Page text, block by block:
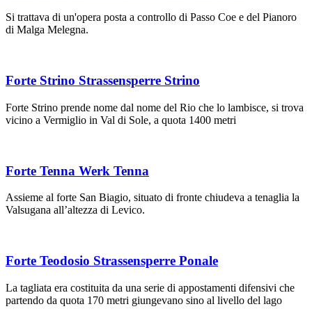
Si trattava di un'opera posta a controllo di Passo Coe e del Pianoro
di Malga Melegna.
Forte Strino Strassensperre Strino
Forte Strino prende nome dal nome del Rio che lo lambisce, si trova
vicino a Vermiglio in Val di Sole, a quota 1400 metri
Forte Tenna Werk Tenna
Assieme al forte San Biagio, situato di fronte chiudeva a tenaglia la
Valsugana all’altezza di Levico.
Forte Teodosio Strassensperre Ponale
La tagliata era costituita da una serie di appostamenti difensivi che
partendo da quota 170 metri giungevano sino al livello del lago